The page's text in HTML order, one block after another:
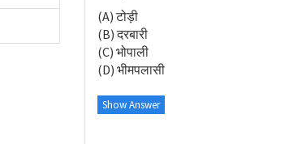
(A) टोड़ी
(B) दरबारी
(C) भोपाली
(D) भीमपलासी
Show Answer